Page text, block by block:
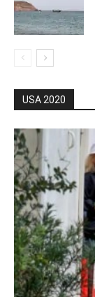
USA 2020